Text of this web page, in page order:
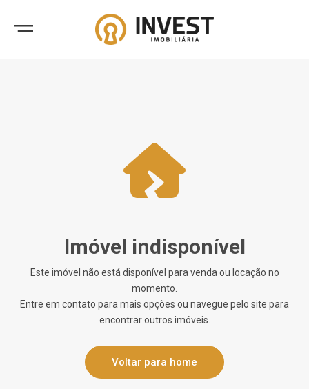
Imóvel indisponível
Este imóvel não está disponível para venda ou locação no
momento.
Entre em contato para mais opções ou navegue pelo site para
encontrar outros imóveis.
Voltar para home